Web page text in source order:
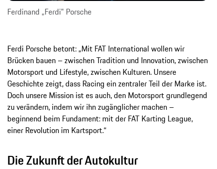
Ferdinand „Ferdi" Porsche
Ferdi Porsche betont: „Mit FAT International wollen wir
Brücken bauen – zwischen Tradition und Innovation, zwischen
Motorsport und Lifestyle, zwischen Kulturen. Unsere
Geschichte zeigt, dass Racing ein zentraler Teil der Marke ist.
Doch unsere Mission ist es auch, den Motorsport grundlegend
zu verändern, indem wir ihn zugänglicher machen –
beginnend beim Fundament: mit der FAT Karting League,
einer Revolution im Kartsport.“
Die Zukunft der Autokultur